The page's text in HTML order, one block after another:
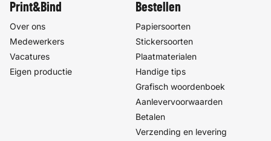
Print&Bind
Over ons
Medewerkers
Vacatures
Eigen productie
Bestellen
Papiersoorten
Stickersoorten
Plaatmaterialen
Handige tips
Grafisch woordenboek
Aanlevervoorwaarden
Betalen
Verzending en levering